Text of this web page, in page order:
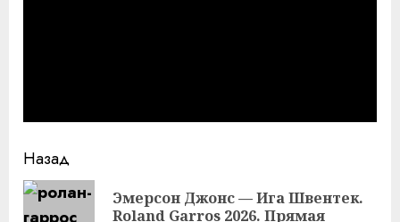
Продолжить
чтение
Назад
Эмерсон Джонс — Ига Швентек.
Roland Garros 2026. Прямая